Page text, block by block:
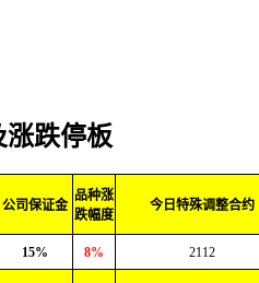
涨跌停板
公司保证金
品种涨
跌幅度
今日特殊调整合约
15% 8% 2112